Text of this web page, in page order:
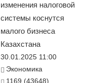
изменения налоговой
системы коснутся
малого бизнеса
Казахстана
30.01.2025 11:00
Экономика
1169 (43648)